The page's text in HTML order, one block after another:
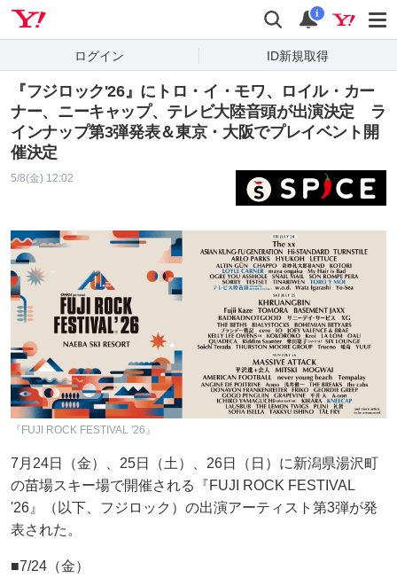
検索 通知
i
ログイン ID新規取得
『フジロック'26』にトロ・イ・モワ、ロイル・カー
ナー、ニーキャップ、テレビ大陸音頭が出演決定 ラ
インナップ第3弾発表＆東京・大阪でプレイベント開
催決定
5/8(金) 12:02
『FUJI ROCK FESTIVAL '26』
7月24日（金）、25日（土）、26日（日）に新潟県湯沢町
の苗場スキー場で開催される『FUJI ROCK FESTIVAL
'26』（以下、フジロック）の出演アーティスト第3弾が発
表された。
■7/24（金）